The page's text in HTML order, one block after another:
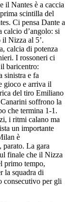
il Nantes è a caccia
scintilla del
Ci pensa Dante a
calcio d’angolo: si
il Nizza al 5’.
calcia di potenza
I rossoneri ci
baricentro:
sinistra e fa
gioco e arriva il
del tiro Emiliano
soffrono la
che termina 1-1.
i ritmi calano ma
un importante
è
parato. La gara
finale che il Nizza
primo tempo,
la squadra di
consecutivo per gli